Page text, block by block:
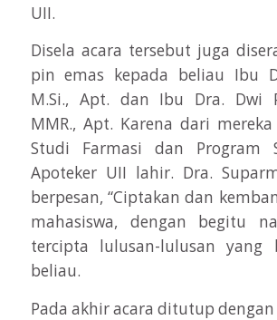
UII.
Disela acara tersebut juga
pin emas kepada beliau Ibu
M.Si., Apt. dan Ibu Dra. Dwi
MMR., Apt. Karena dari
Studi Farmasi dan Program
Apoteker UII lahir. Dra.
berpesan, “Ciptakan dan
mahasiswa, dengan begitu
tercipta lulusan-lulusan yang
beliau.
Pada akhir acara ditutup